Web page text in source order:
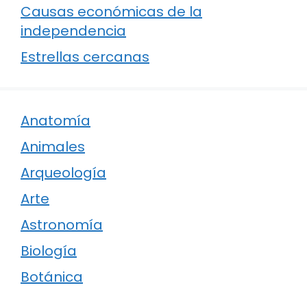
Causas económicas de la
independencia
Estrellas cercanas
Anatomía
Animales
Arqueología
Arte
Astronomía
Biología
Botánica